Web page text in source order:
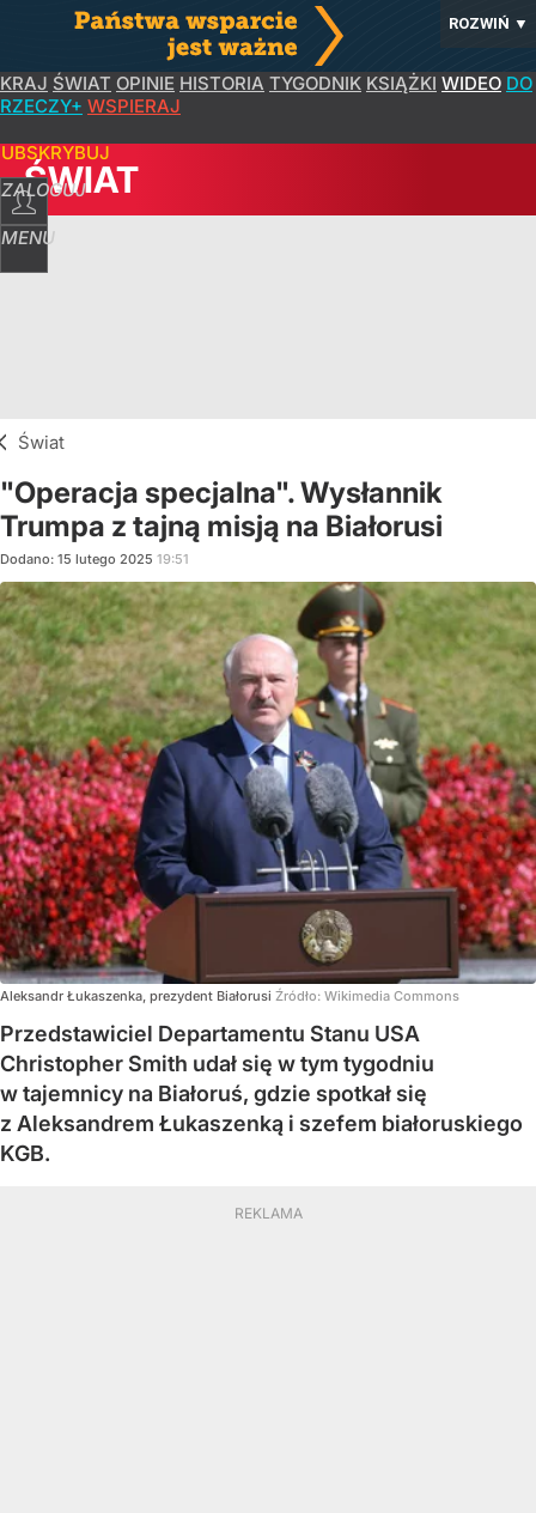
ROZWIŃ ▼
KRAJ ŚWIAT OPINIE HISTORIA TYGODNIK KSIĄŻKI WIDEO DO
RZECZY+ WSPIERAJ
ZALOGUJ
MENU
ŚWIAT
Świat
"Operacja specjalna". Wysłannik
Trumpa z tajną misją na Białorusi
Dodano: 15 lutego 2025 19:51
Aleksandr Łukaszenka, prezydent Białorusi Źródło: Wikimedia Commons
Przedstawiciel Departamentu Stanu USA
Christopher Smith udał się w tym tygodniu
w tajemnicy na Białoruś, gdzie spotkał się
z Aleksandrem Łukaszenką i szefem białoruskiego
KGB.